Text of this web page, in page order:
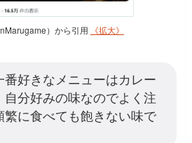
）から引用 《拡大》
番好きなメニューはカレー
自分好みの味なのでよく注
繁に食べても飽きない味で